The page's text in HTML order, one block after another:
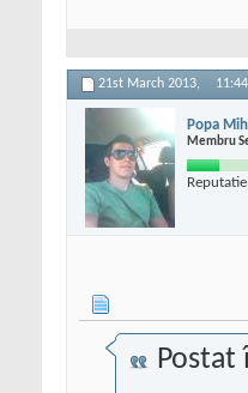
21st March 2013, 11:44
Popa
Membru
Postat